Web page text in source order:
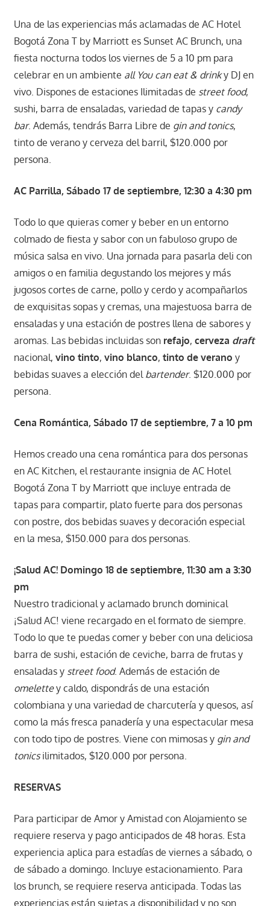
Una de las experiencias más aclamadas de AC Hotel
Bogotá Zona T by Marriott es Sunset AC Brunch, una
fiesta nocturna todos los viernes de 5 a 10 pm para
celebrar en un ambiente all You can eat & drinky DJ en
vivo. Dispones de estaciones Ilimitadas de street food,
sushi, barra de ensaladas, variedad de tapas y candy
bar. Además, tendrás Barra Libre de gin and tonics,
tinto de verano y cerveza del barril, $120.000 por
persona.
AC Parrilla, Sábado 17 de septiembre, 12:30 a 4:30 pm
Todo lo que quieras comer y beber en un entorno
colmado de fiesta y sabor con un fabuloso grupo de
música salsa en vivo. Una jornada para pasarla deli con
amigos o en familia degustando los mejores y más
jugosos cortes de carne, pollo y cerdo y acompañarlos
de exquisitas sopas y cremas, una majestuosa barra de
ensaladas y una estación de postres llena de sabores y
aromas. Las bebidas incluidas son refajo, cerveza draft
nacional, vino tinto, vino blanco, tinto de verano y
bebidas suaves a elección del bartender. $120.000 por
persona.
Cena Romántica, Sábado 17 de septiembre, 7 a 10 pm
Hemos creado una cena romántica para dos personas
en AC Kitchen, el restaurante insignia de AC Hotel
Bogotá Zona T by Marriott que incluye entrada de
tapas para compartir, plato fuerte para dos personas
con postre, dos bebidas suaves y decoración especial
en la mesa, $150.000 para dos personas.
¡Salud AC! Domingo 18 de septiembre, 11:30 am a 3:30
pm
Nuestro tradicional y aclamado brunch dominical
¡Salud AC! viene recargado en el formato de siempre.
Todo lo que te puedas comer y beber con una deliciosa
barra de sushi, estación de ceviche, barra de frutas y
ensaladas y street food. Además de estación de
omelettey caldo, dispondrás de una estación
colombiana y una variedad de charcutería y quesos, así
como la más fresca panadería y una espectacular mesa
con todo tipo de postres. Viene con mimosas y gin and
tonicsilimitados, $120.000 por persona.
RESERVAS
Para participar de Amor y Amistad con Alojamiento se
requiere reserva y pago anticipados de 48 horas. Esta
experiencia aplica para estadías de viernes a sábado, o
de sábado a domingo. Incluye estacionamiento. Para
los brunch, se requiere reserva anticipada. Todas las
experiencias están sujetas a disponibilidad y no son